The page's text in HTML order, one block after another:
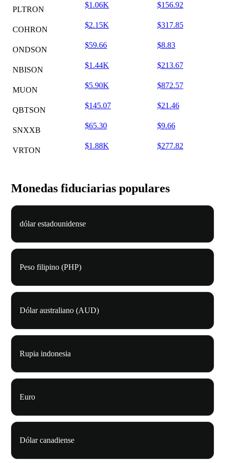
PLTRON
$1.06K $156.92
COHRON
$2.15K $317.85
ONDSON
$59.66 $8.83
NBISON
$1.44K $213.67
MUON
$5.90K $872.57
QBTSON
$145.07 $21.46
SNXXB
$65.30 $9.66
VRTON
$1.88K $277.82
Monedas fiduciarias populares
dólar estadounidense
Peso filipino (PHP)
Dólar australiano (AUD)
Rupia indonesia
Euro
Dólar canadiense